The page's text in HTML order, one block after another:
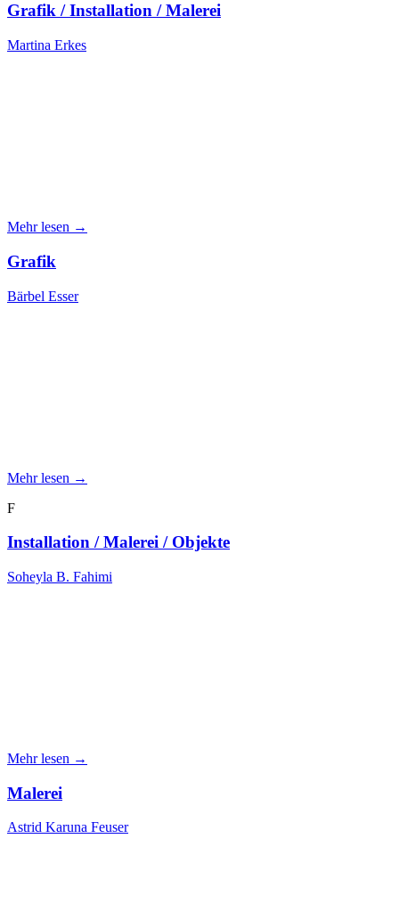
Grafik / Installation / Malerei
Martina Erkes
Mehr lesen →
Grafik
Bärbel Esser
Mehr lesen →
F
Installation / Malerei / Objekte
Soheyla B. Fahimi
Mehr lesen →
Malerei
Astrid Karuna Feuser